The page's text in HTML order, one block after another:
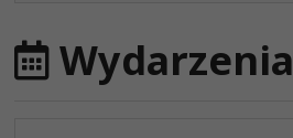
Wydarzenia